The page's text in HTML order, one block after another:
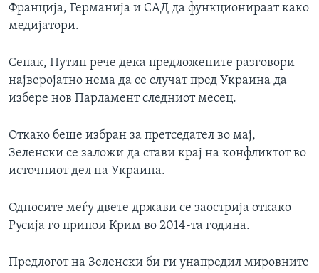
Франција, Германија и САД да функционираат како
медијатори.
Сепак, Путин рече дека предложените разговори
најверојатно нема да се случат пред Украина да
избере нов Парламент следниот месец.
Откако беше избран за претседател во мај,
Зеленски се заложи да стави крај на конфликтот во
источниот дел на Украина.
Односите меѓу двете држави се заострија откако
Русија го припои Крим во 2014-та година.
Предлогот на Зеленски би ги унапредил мировните